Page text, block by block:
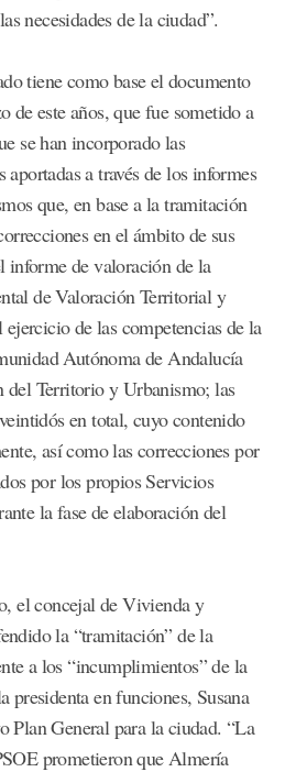
necesidades de la ciudad”.
tiene como base el documento
de este años, que fue sometido a
se han incorporado las
a través de los informes
que, en base a la tramitación
en el ámbito de sus
informe de valoración de la
de Valoración Territorial y
de las competencias de la
Autónoma de Andalucía
del Territorio y Urbanismo; las
en total, cuyo contenido
así como las correcciones por
por los propios Servicios
la fase de elaboración del
el concejal de Vivienda y
la “tramitación” de la
a los “incumplimientos” de la
presidenta en funciones, Susana
Plan General para la ciudad. “La
prometieron que Almería